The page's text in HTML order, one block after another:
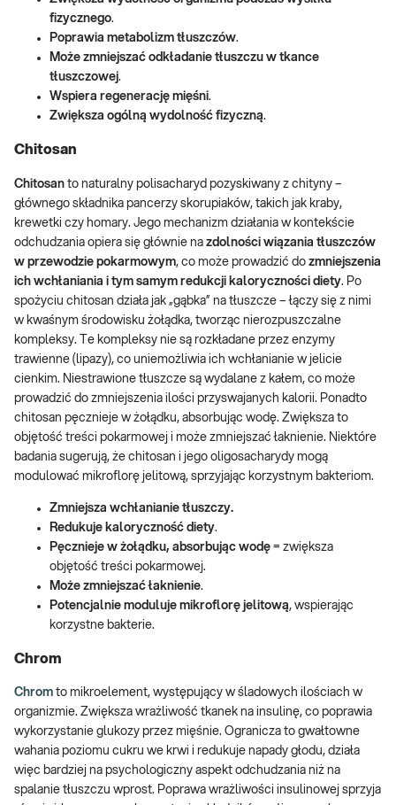
fizycznego.
Poprawia metabolizm tłuszczów.
Może zmniejszać odkładanie tłuszczu w tkance
tłuszczowej.
Wspiera regenerację mięśni.
Zwiększa ogólną wydolność fizyczną.
Chitosan
Chitosan to naturalny polisacharyd pozyskiwany z chityny –
głównego składnika pancerzy skorupiaków, takich jak kraby,
krewetki czy homary. Jego mechanizm działania w kontekście
odchudzania opiera się głównie na zdolności wiązania tłuszczów
w przewodzie pokarmowym, co może prowadzić do zmniejszenia
ich wchłaniania i tym samym redukcji kaloryczności diety. Po
spożyciu chitosan działa jak „gąbka” na tłuszcze – łączy się z nimi
w kwaśnym środowisku żołądka, tworząc nierozpuszczalne
kompleksy. Te kompleksy nie są rozkładane przez enzymy
trawienne (lipazy), co uniemożliwia ich wchłanianie w jelicie
cienkim. Niestrawione tłuszcze są wydalane z kałem, co może
prowadzić do zmniejszenia ilości przyswajanych kalorii. Ponadto
chitosan pęcznieje w żołądku, absorbując wodę. Zwiększa to
objętość treści pokarmowej i może zmniejszać łaknienie. Niektóre
badania sugerują, że chitosan i jego oligosacharydy mogą
modulować mikroflorę jelitową, sprzyjając korzystnym bakteriom.
Zmniejsza wchłanianie tłuszczy.
Redukuje kaloryczność diety.
Pęcznieje w żołądku, absorbując wodę = zwiększa
objętość treści pokarmowej.
Może zmniejszać łaknienie.
Potencjalnie moduluje mikroflorę jelitową, wspierając
korzystne bakterie.
Chrom
Chrom to mikroelement, występujący w śladowych ilościach w
organizmie. Zwiększa wrażliwość tkanek na insulinę, co poprawia
wykorzystanie glukozy przez mięśnie. Ogranicza to gwałtowne
wahania poziomu cukru we krwi i redukuje napady głodu, działa
więc bardziej na psychologiczny aspekt odchudzania niż na
spalanie tłuszczu wprost. Poprawa wrażliwości insulinowej sprzyja